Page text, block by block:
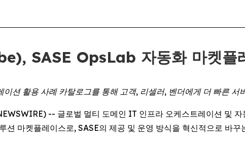
SASE OpsLab 자동화 마켓플
이션 활용 사례 카탈로그를 통해 고객, 리셀러, 벤더에게 더 빠른 서
-- 글로벌 멀티 도메인 IT 인프라 오케스트레이션 및
션 마켓플레이스로, SASE의 제공 및 운영 방식을 혁신적으로 바꾸